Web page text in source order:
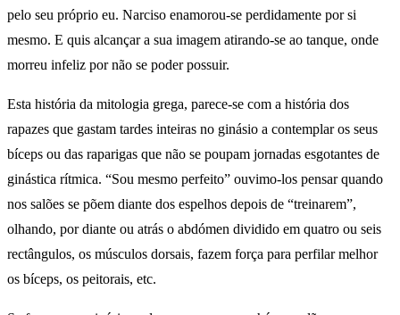
pelo seu próprio eu. Narciso enamorou-se perdidamente por si
mesmo. E quis alcançar a sua imagem atirando-se ao tanque, onde
morreu infeliz por não se poder possuir.
Esta história da mitologia grega, parece-se com a história dos
rapazes que gastam tardes inteiras no ginásio a contemplar os seus
bíceps ou das raparigas que não se poupam jornadas esgotantes de
ginástica rítmica. “Sou mesmo perfeito” ouvimo-los pensar quando
nos salões se põem diante dos espelhos depois de “treinarem”,
olhando, por diante ou atrás o abdómen dividido em quatro ou seis
rectângulos, os músculos dorsais, fazem força para perfilar melhor
os bíceps, os peitorais, etc.